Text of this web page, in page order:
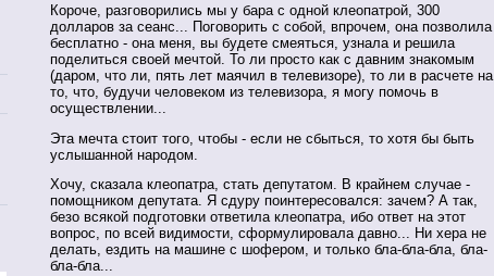
Короче, разговорились мы у бара с одной клеопатрой, 300
долларов за сеанс... Поговорить с собой, впрочем, она позволила
бесплатно - она меня, вы будете смеяться, узнала и решила
поделиться своей мечтой. То ли просто как с давним знакомым
(даром, что ли, пять лет маячил в телевизоре), то ли в расчете на
то, что, будучи человеком из телевизора, я могу помочь в
осуществлении...
Эта мечта стоит того, чтобы - если не сбыться, то хотя бы быть
услышанной народом.
Хочу, сказала клеопатра, стать депутатом. В крайнем случае -
помощником депутата. Я сдуру поинтересовался: зачем? А так,
безо всякой подготовки ответила клеопатра, ибо ответ на этот
вопрос, по всей видимости, сформулировала давно... Ни хера не
делать, ездить на машине с шофером, и только бла-бла-бла, бла-
бла-бла...